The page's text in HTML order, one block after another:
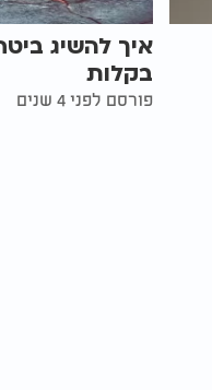
איך להשיג
בקלות
פורסם לפני 4 שנים